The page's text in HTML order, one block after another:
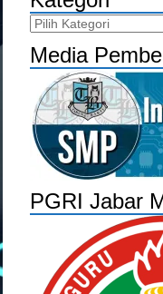
Kategori
Media
PGRI Jabar